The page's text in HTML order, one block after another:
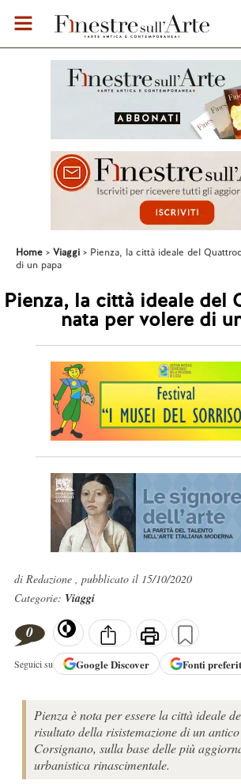
Home Viaggi
Pienza, la città ideale del
di un papa
Pienza, la città ideale del
nata per volere di
di Redazione , pubblicato il 15/10/2020
Categorie: Viaggi
0
Seguici su GoogleDiscover Fonti
Pienza è nota per essere la città ideale
risultato della risistemazione di un
Corsignano, sulla base delle più
urbanistica rinascimentale.